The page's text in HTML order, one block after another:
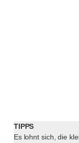
TIPPS
Es lohnt sich, die